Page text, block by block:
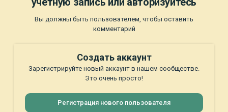
Вы должны быть пользователем, чтобы оставить
комментарий
Создать аккаунт
Зарегистрируйте новый аккаунт в нашем сообществе.
Это очень просто!
Регистрация нового пользователя